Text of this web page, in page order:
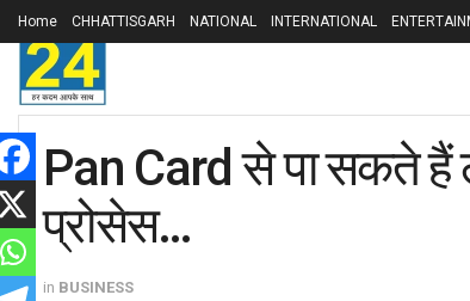
Home CHHATTISGARH NATIONAL INTERNATIONAL
Pan Card से पा सकते हैं
प्रोसेस…
in BUSINESS